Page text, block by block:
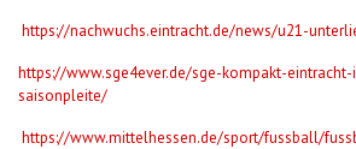
https://nachwuchs.eintracht.de/news/u21-
https://www.sge4ever.de/sge-kompakt-
saisonpleite/
https://www.mittelhessen.de/sport/fussball/